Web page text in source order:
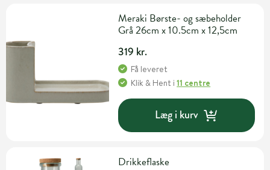
Meraki Børste- og sæbeholder
Grå 26cm x 10.5cm x 12,5cm
319 kr.
Få leveret
Klik & Hent i11 centre
Læg i kurv
Drikkeflaske